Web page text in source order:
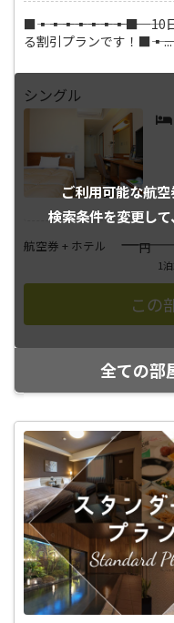
る割引プランです！■―――▪―――...
ご利用可能な航
検索条件を変更して、
シングル
航空券 + ホテル ――――円
1
全ての部